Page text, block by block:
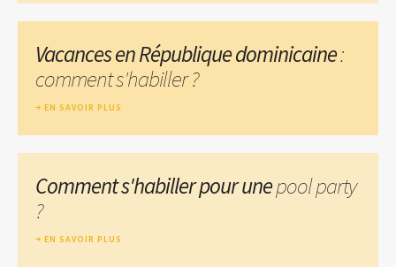
Vacances en République dominicaine:
comment s'habiller ?
EN SAVOIR PLUS
Comment s'habiller pour unepool party
?
EN SAVOIR PLUS